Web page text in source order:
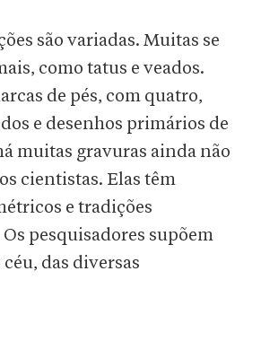
são variadas. Muitas se
como tatus e veados.
de pés, com quatro,
e desenhos primários de
muitas gravuras ainda não
cientistas. Elas têm
e tradições
pesquisadores supõem
das diversas